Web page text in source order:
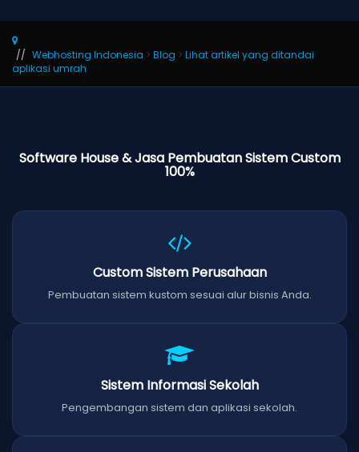
Webhosting Indonesia > Blog > Lihat artikel yang ditandai
aplikasi umrah
Software House & Jasa Pembuatan Sistem Custom
100%
Custom Sistem Perusahaan
Pembuatan sistem kustom sesuai alur bisnis Anda.
Sistem Informasi Sekolah
Pengembangan sistem dan aplikasi sekolah.